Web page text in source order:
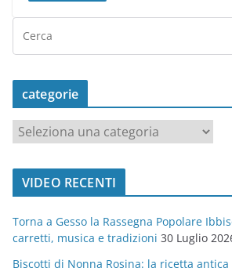
categorie
t
o
r
VIDEO RECENTI
Torna a Gesso la Rassegna Popolare
carretti, musica e tradizioni 30 Luglio
Biscotti di Nonna Rosina: la ricetta